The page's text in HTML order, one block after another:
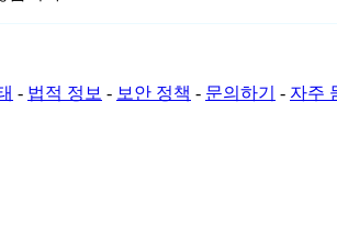
- 법적 정보 - 보안 정책 - 문의하기 - 자주